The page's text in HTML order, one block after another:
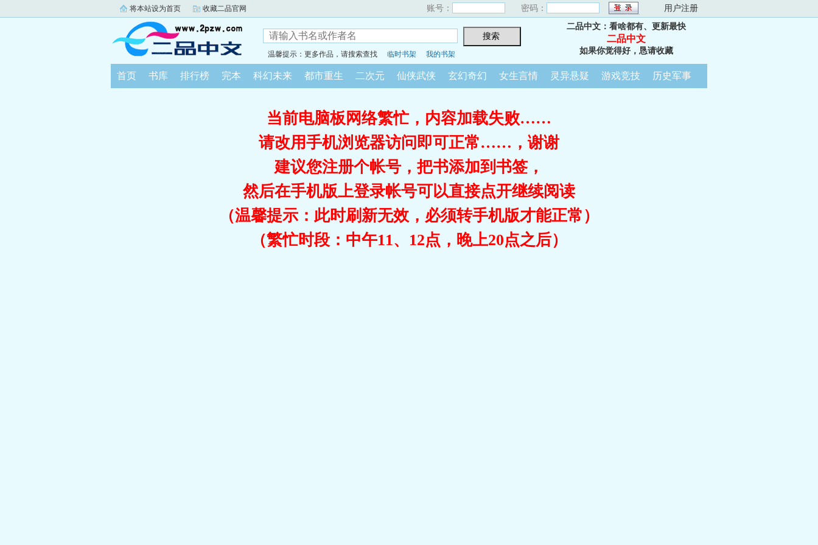
将本站设为首页 收藏二品官网 账号： 密码： 用户注册
温馨提示：更多作品，请搜索查找 临时书架 我的书架
二品中文：看啥都有、更新最快
二品中文
如果你觉得好，恳请收藏
首页 书库 排行榜 完本 科幻未来 都市重生 二次元 仙侠武侠 玄幻奇幻 女生言情 灵异悬疑 游戏竞技 历史军事
当前电脑板网络繁忙，内容加载失败……
请改用手机浏览器访问即可正常……，谢谢
建议您注册个帐号，把书添加到书签，
然后在手机版上登录帐号可以直接点开继续阅读
（温馨提示：此时刷新无效，必须转手机版才能正常）
（繁忙时段：中午11、12点，晚上20点之后）